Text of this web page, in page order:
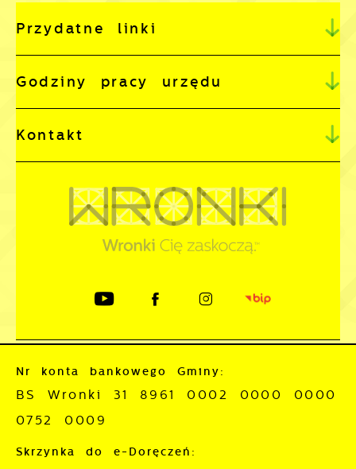
Przydatne linki
Godziny pracy urzędu
Kontakt
Nr konta bankowego Gminy:
BS Wronki 31 8961 0002 0000 0000
0752 0009
Skrzynka do e-Doręczeń: